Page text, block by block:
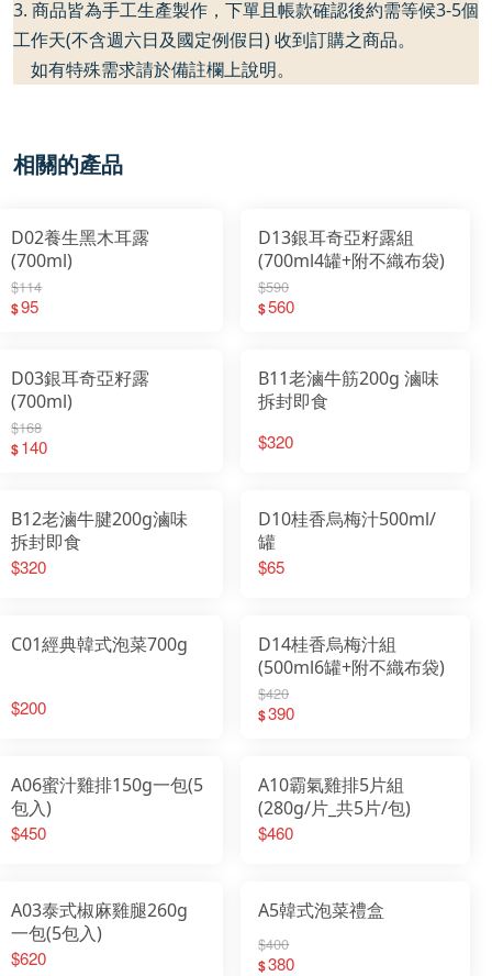
3. 商品皆為手工生產製作，下單且帳款確認後約需等候3-5個
工作天(不含週六日及國定例假日) 收到訂購之商品。
如有特殊需求請於備註欄上說明。
相關的產品
D02養生黑木耳露
(700ml)
$114
$95
D13銀耳奇亞籽露組
(700ml4罐+附不織布袋)
$590
$560
D03銀耳奇亞籽露
(700ml)
$168
$140
B11老滷牛筋200g 滷味
拆封即食
$320
B12老滷牛腱200g滷味
拆封即食
$320
D10桂香烏梅汁500ml/
罐
$65
C01經典韓式泡菜700g
$200
D14桂香烏梅汁組
(500ml6罐+附不織布袋)
$420
$390
A06蜜汁雞排150g一包(5
包入)
$450
A10霸氣雞排5片組
(280g/片_共5片/包)
$460
A03泰式椒麻雞腿260g
一包(5包入)
$620
A5韓式泡菜禮盒
$400
$380